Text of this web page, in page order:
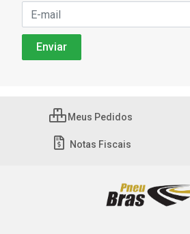
Meus Pedidos
Notas Fiscais